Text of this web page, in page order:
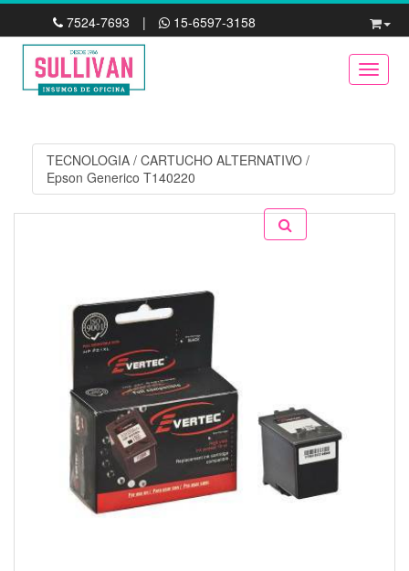
7524-7693 | 15-6597-3158
TECNOLOGIA / CARTUCHO ALTERNATIVO /
Epson Generico T140220